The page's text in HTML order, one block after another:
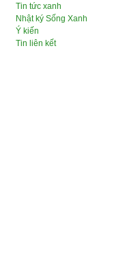
Tin tức xanh
Nhật ký Sống Xanh
Ý kiến
Tin liên kết